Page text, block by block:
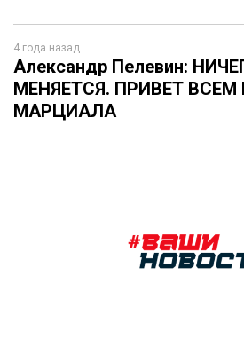
4 года назад
Александр Пелевин:
МЕНЯЕТСЯ. ПРИВЕТ
МАРЦИАЛА